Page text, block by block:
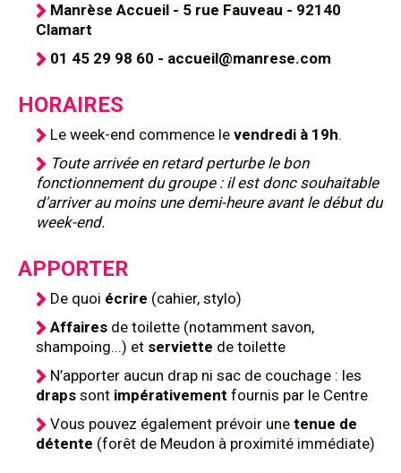
Manrèse Accueil - 5 rue Fauveau - 92140
Clamart
01 45 29 98 60 - accueil@manrese.com
HORAIRES
Le week-end commence le vendredi à 19h.
Toute arrivée en retard perturbe le bon
fonctionnement du groupe : il est donc souhaitable
d'arriver au moins une demi-heure avant le début du
week-end.
APPORTER
De quoi écrire (cahier, stylo)
Affaires de toilette (notamment savon,
shampoing...) et serviette de toilette
N’apporter aucun drap ni sac de couchage : les
draps sont impérativement fournis par le Centre
Vous pouvez également prévoir une tenue de
détente (forêt de Meudon à proximité immédiate)